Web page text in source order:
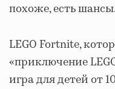
похоже, есть
LEGO Fortnite,
«приключение
игра для детей от